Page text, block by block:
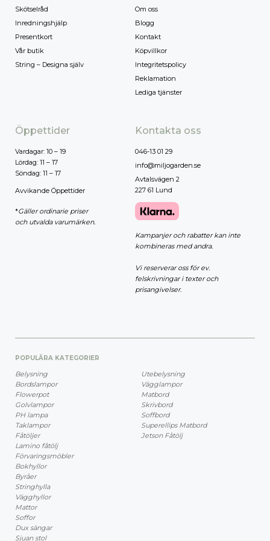
Skötselråd
Inredningshjälp
Presentkort
Vår butik
String – Designa själv
Om oss
Blogg
Kontakt
Köpvillkor
Integritetspolicy
Reklamation
Lediga tjänster
Öppettider
Vardagar: 10 – 19
Lördag: 11 – 17
Söndag: 11 – 17
Avvikande Öppettider
*Gäller ordinarie priser
och utvalda varumärken.
Kontakta oss
046-13 01 29
info@miljogarden.se
Avtalsvägen 2
227 61 Lund
Kampanjer och rabatter kan inte
kombineras med andra.
Vi reserverar oss för ev.
felskrivningar i texter och
prisangivelser.
POPULÄRA KATEGORIER
Belysning
Bordslampor
Flowerpot
Golvlampor
PH lampa
Taklampor
Fåtöljer
Lamino fåtölj
Förvaringsmöbler
Bokhyllor
Byråer
Stringhylla
Vägghyllor
Mattor
Soffor
Dux sängar
Sjuan stol
Utebelysning
Vägglampor
Matbord
Skrivbord
Soffbord
Superellips Matbord
Jetson Fåtölj